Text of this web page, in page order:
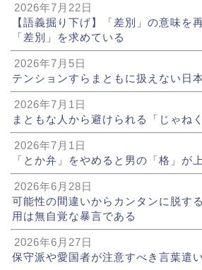
2026年7月22日
【語義掘り下げ】「差別」の意味を
「差別」を求めている
2026年7月5日
テンションすらまともに扱えない日
2026年7月1日
まともな人から避けられる「じゃねく
2026年7月1日
「とか弁」をやめると男の「格」が
2026年6月28日
可能性の間違いからカンタンに脱す
用は無自覚な暴言である
2026年6月27日
保守派や愛国者が注意すべき言葉遣い